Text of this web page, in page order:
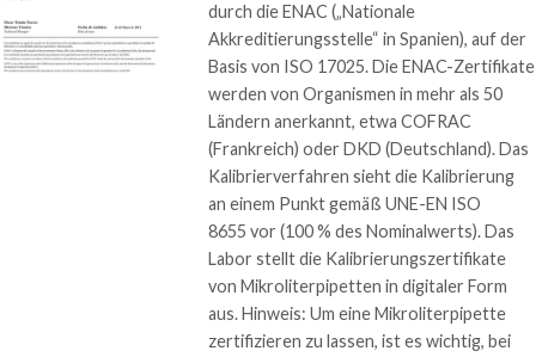
durch die ENAC („Nationale
Akkreditierungsstelle“ in Spanien), auf der
Basis von ISO 17025. Die ENAC-Zertifikate
werden von Organismen in mehr als 50
Ländern anerkannt, etwa COFRAC
(Frankreich) oder DKD (Deutschland). Das
Kalibrierverfahren sieht die Kalibrierung
an einem Punkt gemäß UNE-EN ISO
8655 vor (100 % des Nominalwerts). Das
Labor stellt die Kalibrierungszertifikate
von Mikroliterpipetten in digitaler Form
aus. Hinweis: Um eine Mikroliterpipette
zertifizieren zu lassen, ist es wichtig, bei